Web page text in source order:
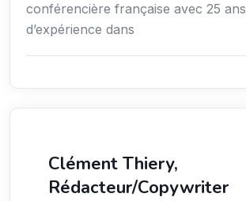
conférencière française avec 25 ans
d’expérience dans
Clément Thiery,
Rédacteur/Copywriter